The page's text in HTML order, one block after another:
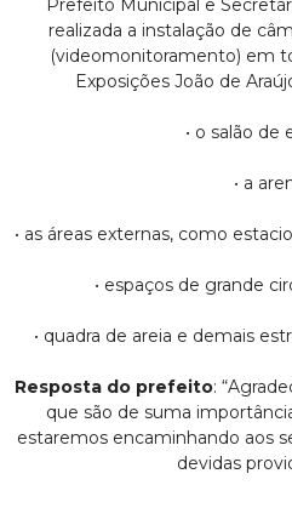
Prefeito Municipal e
realizada a instalação de
(videomonitoramento) em
Exposições João de
• o salão de
• a
• as áreas externas, como
• espaços de grande
• quadra de areia e demais
Resposta do prefeito:
que são de suma
estaremos encaminhando aos
devidas